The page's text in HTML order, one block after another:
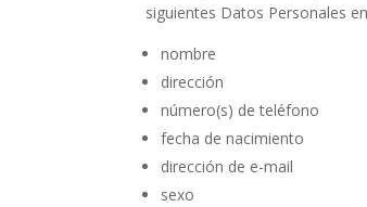
siguientes Datos Personales
nombre
dirección
número(s) de teléfono
fecha de nacimiento
dirección de e-mail
sexo